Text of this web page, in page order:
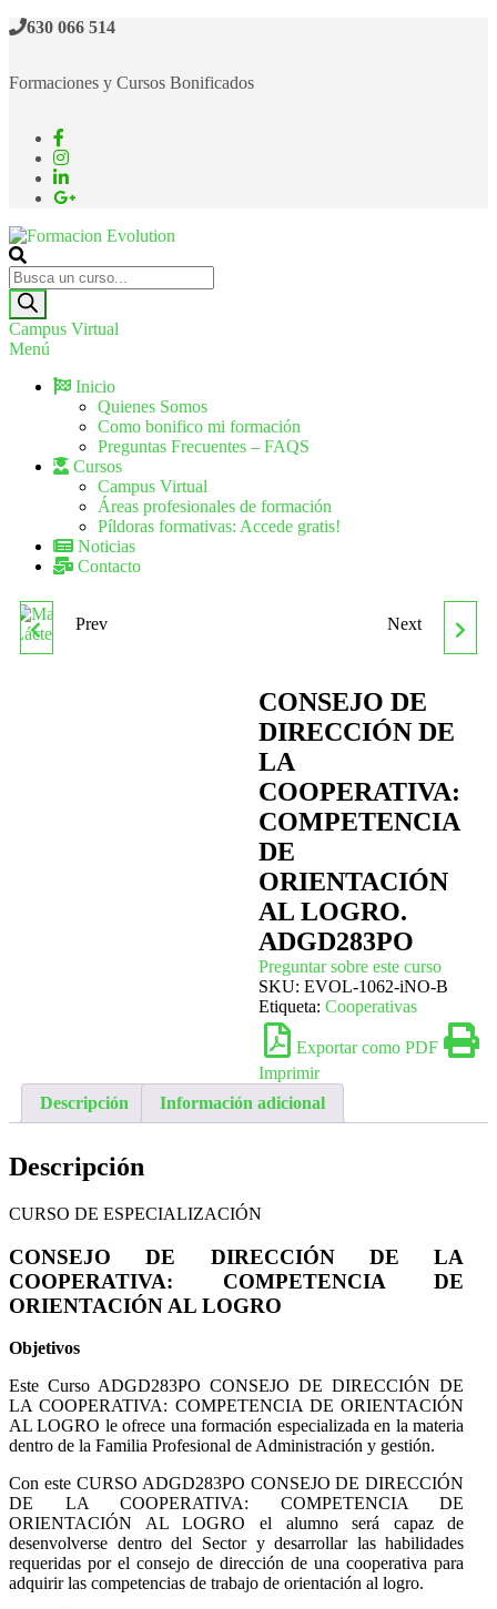
630 066 514
Formaciones y Cursos Bonificados
Formacion Evolution
Cursos de formación continua
Campus Virtual
Menú
Inicio
Quienes Somos
Como bonifico mi formación
Preguntas Frecuentes – FAQS
Cursos
Campus Virtual
Áreas profesionales de formación
Píldoras formativas: Accede gratis!
Noticias
Contacto
MANIPULADOR DE
Prev
CULTURA
ORGANIZACIONAL:
PROCESOS
PARTICIPATIVOS
Next
CONSEJO DE
DIRECCIÓN DE
LA
COOPERATIVA:
COMPETENCIA
DE
ORIENTACIÓN
AL LOGRO.
ADGD283PO
Preguntar sobre este curso
SKU: EVOL-1062-iNO-B
Etiqueta: Cooperativas
Exportar como PDF
Imprimir
Descripción
Información adicional
Descripción
CURSO DE ESPECIALIZACIÓN
CONSEJO DE DIRECCIÓN DE LA
COOPERATIVA: COMPETENCIA DE
ORIENTACIÓN AL LOGRO
Objetivos
Este Curso ADGD283PO CONSEJO DE DIRECCIÓN DE
LA COOPERATIVA: COMPETENCIA DE ORIENTACIÓN
AL LOGRO le ofrece una formación especializada en la materia
dentro de la Familia Profesional de Administración y gestión.
Con este CURSO ADGD283PO CONSEJO DE DIRECCIÓN
DE LA COOPERATIVA: COMPETENCIA DE
ORIENTACIÓN AL LOGRO el alumno será capaz de
desenvolverse dentro del Sector y desarrollar las habilidades
requeridas por el consejo de dirección de una cooperativa para
adquirir las competencias de trabajo de orientación al logro.